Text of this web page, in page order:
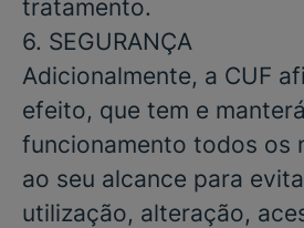
tratamento.
6. SEGURANÇA
Adicionalmente, a CUF
efeito, que tem e
funcionamento todos os
ao seu alcance para
utilização, alteração,